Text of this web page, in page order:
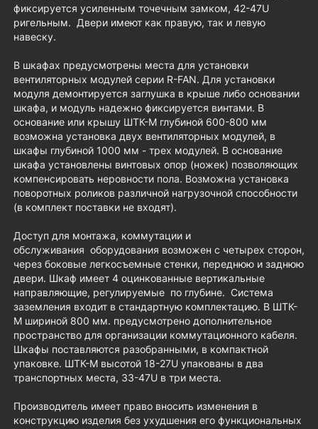
фиксируется усиленным точечным замком, 42-47U
ригельным. Двери имеют как правую, так и левую
навеску.
В шкафах предусмотрены места для установки
вентиляторных модулей серии R-FAN. Для установки
модуля демонтируется заглушка в крыше либо основании
шкафа, и модуль надежно фиксируется винтами. В
основание или крышу ШТК-М глубиной 600-800 мм
возможна установка двух вентиляторных модулей, в
шкафы глубиной 1000 мм - трех модулей. В основание
шкафа установлены винтовых опор (ножек) позволяющих
компенсировать неровности пола. Возможна установка
поворотных роликов различной нагрузочной способности
(в комплект поставки не входят).
Доступ для монтажа, коммутации и
обслуживания оборудования возможен с четырех сторон,
через боковые легкосъемные стенки, переднюю и заднюю
двери. Шкаф имеет 4 оцинкованные вертикальные
направляющие, регулируемые по глубине. Система
заземления входит в стандартную комплектацию. В ШТК-
М шириной 800 мм. предусмотрено дополнительное
пространство для организации коммутационного кабеля.
Шкафы поставляются разобранными, в компактной
упаковке. ШТК-М высотой 18-27U упакованы в два
транспортных места, 33-47U в три места.
Производитель имеет право вносить изменения в
конструкцию изделия без ухудшения его функциональных